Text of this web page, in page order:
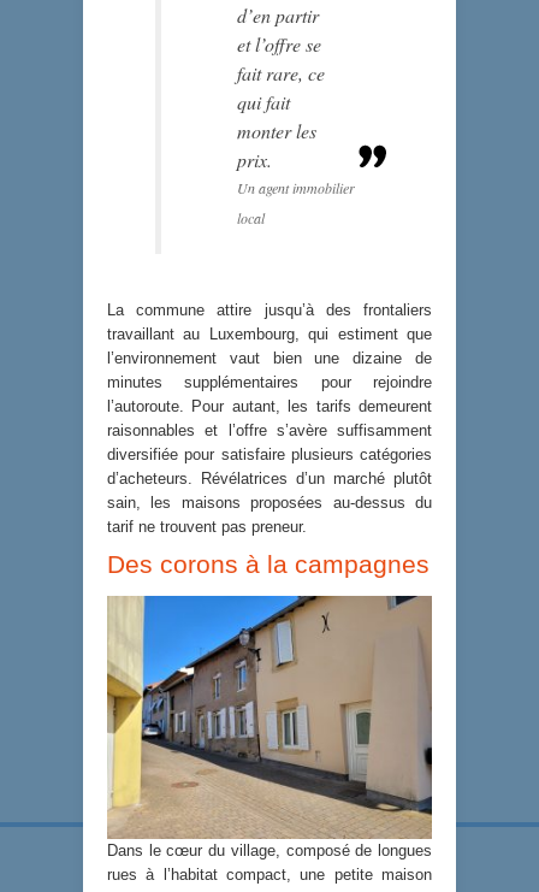
d’en partir
et l’offre se
fait rare, ce
qui fait
monter les
prix.
Un agent immobilier
local
La commune attire jusqu’à des frontaliers
travaillant au Luxembourg, qui estiment que
l’environnement vaut bien une dizaine de
minutes supplémentaires pour rejoindre
l’autoroute. Pour autant, les tarifs demeurent
raisonnables et l’offre s’avère suffisamment
diversifiée pour satisfaire plusieurs catégories
d’acheteurs. Révélatrices d’un marché plutôt
sain, les maisons proposées au-dessus du
tarif ne trouvent pas preneur.
Des corons à la campagnes
Dans le cœur du village, composé de longues
rues à l’habitat compact, une petite maison